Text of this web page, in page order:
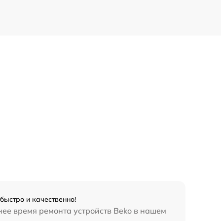
и качественно!
время ремонта устройств Beko в нашем